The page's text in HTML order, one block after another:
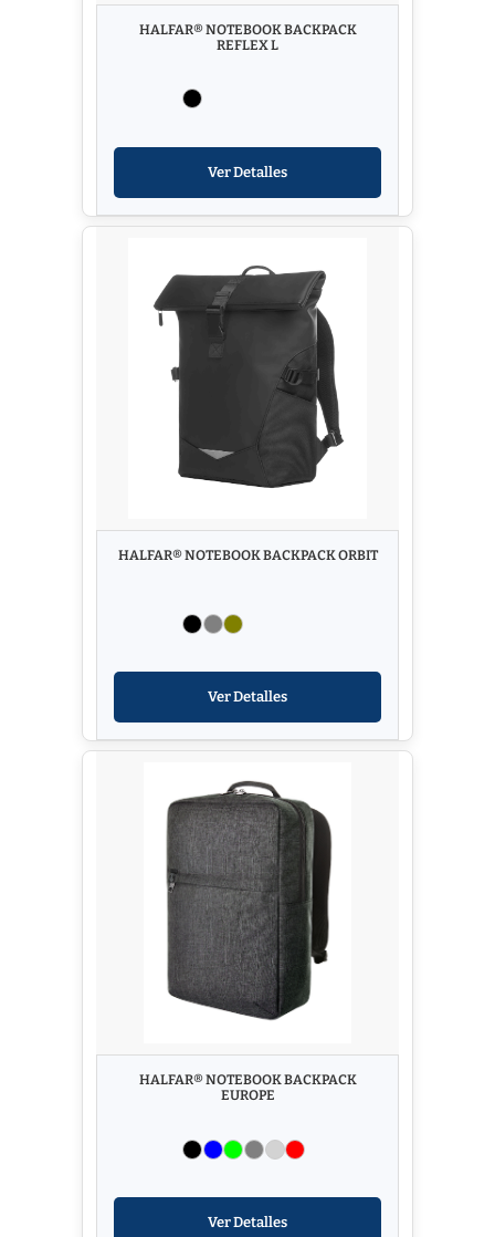
HALFAR® NOTEBOOK BACKPACK
REFLEX L
Ver Detalles
HALFAR® NOTEBOOK BACKPACK ORBIT
Ver Detalles
HALFAR® NOTEBOOK BACKPACK
EUROPE
Ver Detalles